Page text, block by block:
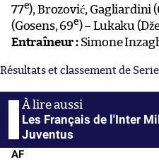
77e), Brozović, Gagliardini
(Gosens, 69e) – Lukaku
Entraîneur :Simone
Résultats et classement de
Les Français de l'Inter
Juventus
AF